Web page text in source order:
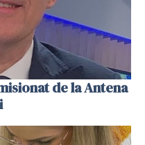
de la Antena